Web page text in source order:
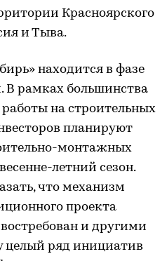
Красноярского
и Тыва.
находится в фазе
В рамках большинства
на строительных
планируют
монтажных
летний сезон.
что механизм
проекта
и другими
целый ряд инициатив